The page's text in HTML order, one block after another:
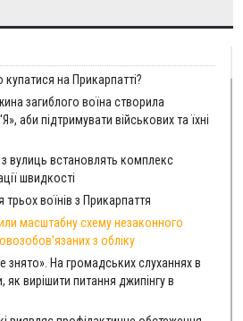
на Прикарпатті?
загиблого воїна створила
аби підтримувати військових та їхні
вулиць встановлять комплекс
швидкості
трьох воїнів з Прикарпаття
масштабну схему незаконного
з обліку
знято». На громадських слуханнях в
вирішити питання джипінгу в